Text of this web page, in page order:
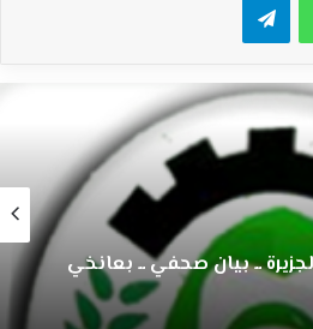
ــ بيان صحفي ــ بعانخي